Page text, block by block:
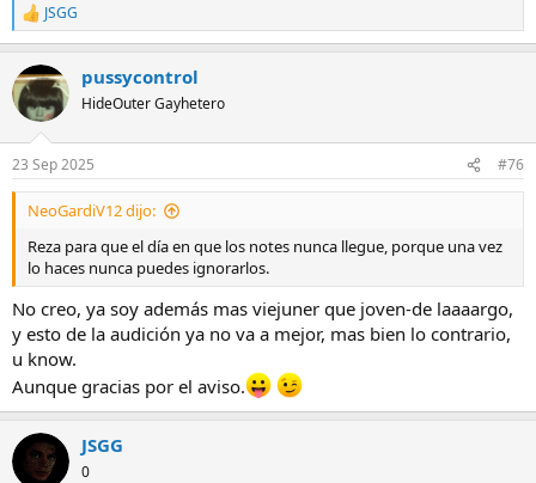
R
e
c
c
i
e
s
JSGG
pussycontrol
HideOuter Gayhetero
23 Sep 2025 #76
NeoGardiV12 dijo:
Reza para que el día en que los notes nunca llegue, porque una vez
lo haces nunca puedes ignorarlos.
No creo, ya soy además mas viejuner que joven-de laaaargo,
y esto de la audición ya no va a mejor, mas bien lo contrario,
u know.
Aunque gracias por el aviso.
JSGG
0